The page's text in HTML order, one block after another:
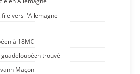
file vers l'Allemagne
à 18M€
guadeloupéen trouvé
Maçon